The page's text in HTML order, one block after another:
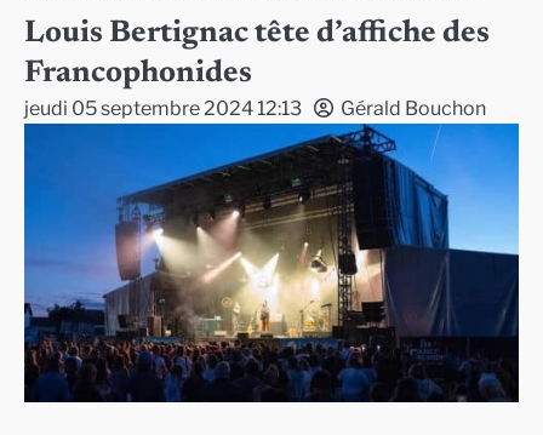
Louis Bertignac tête d’affiche des
Francophonides
jeudi 05 septembre 2024 12:13 Gérald Bouchon